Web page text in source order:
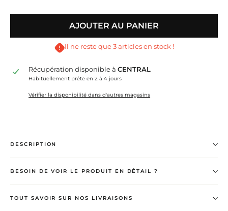
AJOUTER AU PANIER
Il ne reste que 3 articles en stock !
Récupération disponible àCENTRAL
Habituellement prête en 2 à 4 jours
Vérifier la disponibilité dans d'autres magasins
DESCRIPTION
BESOIN DE VOIR LE PRODUIT EN DÉTAIL ?
TOUT SAVOIR SUR NOS LIVRAISONS